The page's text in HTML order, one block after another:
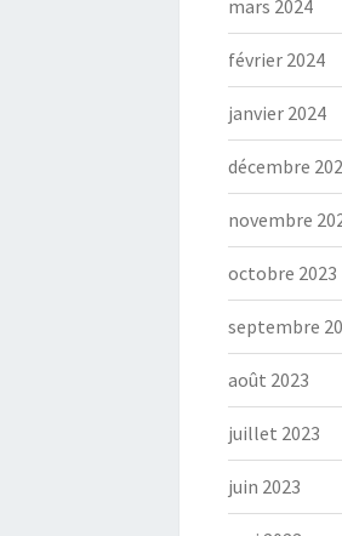
mars 2024
février 2024
janvier 2024
décembre
novembre
octobre 2023
septembre
août 2023
juillet 2023
juin 2023